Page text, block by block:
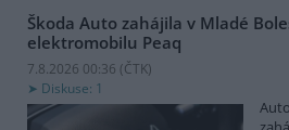
Škoda Auto zahájila v Mladé
elektromobilu Peaq
7.8.2026 00:36 (ČTK)
Diskuse: 1